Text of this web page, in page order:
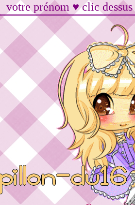
votre prénom ♥ clic dessus